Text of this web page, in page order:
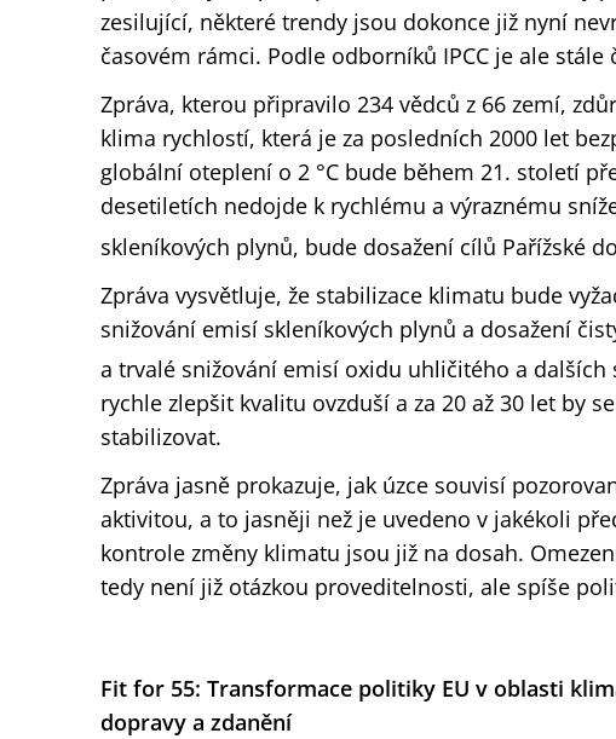
zesilující, některé trendy jsou dokonce již nyní
časovém rámci. Podle odborníků IPCC je ale
Zpráva, kterou připravilo 234 vědců z 66 zemí,
klima rychlostí, která je za posledních 2000 let
globální oteplení o 2 °C bude během 21. století
desetiletích nedojde k rychlému a výraznému
skleníkových plynů, bude dosažení cílů Pařížské
Zpráva vysvětluje, že stabilizace klimatu bude
snižování emisí skleníkových plynů a dosažení
a trvalé snižování emisí oxidu uhličitého a
rychle zlepšit kvalitu ovzduší a za 20 až 30 let by
stabilizovat.
Zpráva jasně prokazuje, jak úzce souvisí
aktivitou, a to jasněji než je uvedeno v jakékoli
kontrole změny klimatu jsou již na dosah.
tedy není již otázkou proveditelnosti, ale spíše
Fit for 55: Transformace politiky EU v oblasti
dopravy a zdanění